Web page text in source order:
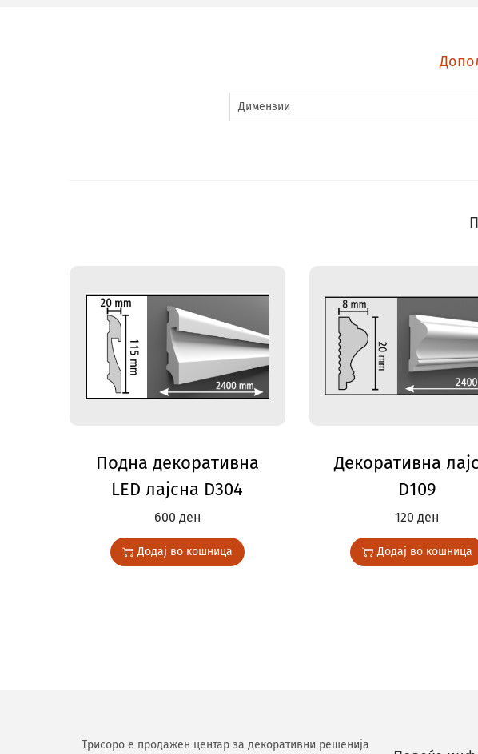
Димензии
Подна декоративна
LED лајсна D304
600 ден
Додај во кошница
Декоративна
D109
120ден
Додај во кошница
Трисоро е продажен центар за декоративни решенија